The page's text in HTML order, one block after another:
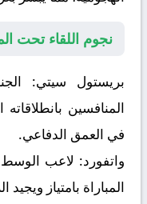
نجوم اللقاء تحت
بريستول سيتي:
المنافسين
في العمق الدفاعي.
واتفورد: لاعب الوسط
المباراة بامتياز